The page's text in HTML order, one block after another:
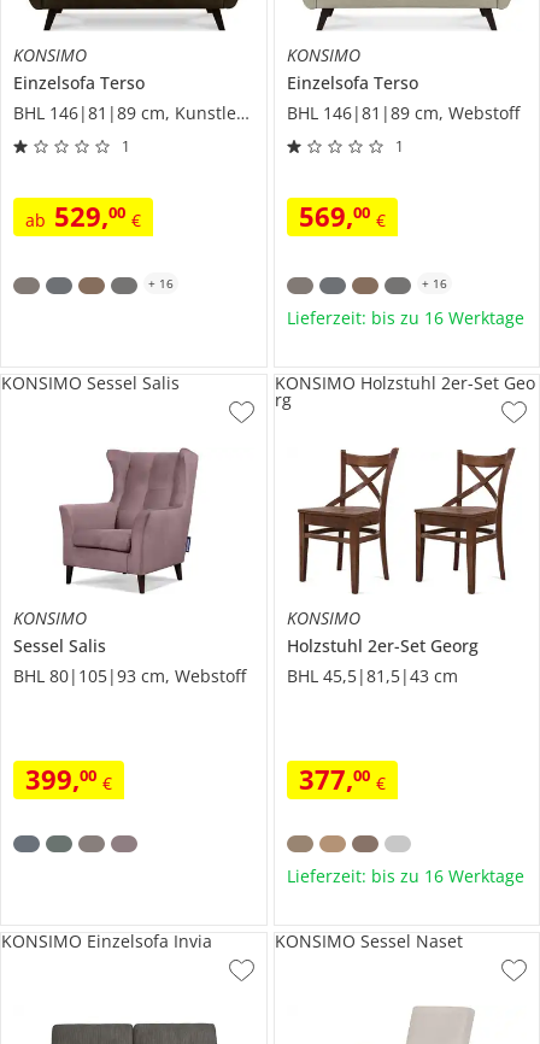
KONSIMO
Einzelsofa Terso
BHL 146|81|89 cm, Kunstleder
1
ab 529,00 €
+ 16
KONSIMO
Einzelsofa Terso
BHL 146|81|89 cm, Webstoff
1
569,00 €
+ 16
Lieferzeit: bis zu 16 Werktage
KONSIMO
Sessel Salis
BHL 80|105|93 cm, Webstoff
399,00 €
KONSIMO Sessel Salis
KONSIMO
Holzstuhl 2er-Set Georg
BHL 45,5|81,5|43 cm
377,00 €
KONSIMO Holzstuhl 2er-Set Geo
rg
Lieferzeit: bis zu 16 Werktage
KONSIMO Einzelsofa Invia KONSIMO Sessel Naset